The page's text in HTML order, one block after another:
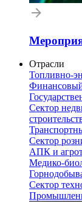
Отрасли
Топливно-
Сектор
Сектор
АПК и
Медико-
Сектор